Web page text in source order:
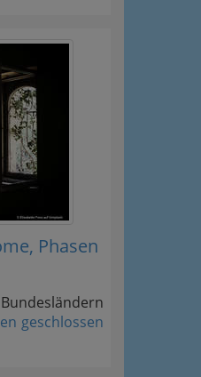
Phasen
geschlossen